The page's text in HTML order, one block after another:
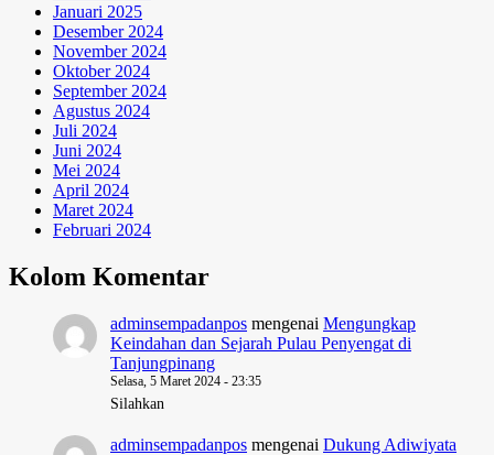
Januari 2025
Desember 2024
November 2024
Oktober 2024
September 2024
Agustus 2024
Juli 2024
Juni 2024
Mei 2024
April 2024
Maret 2024
Februari 2024
Kolom Komentar
adminsempadanpos mengenai Mengungkap
Keindahan dan Sejarah Pulau Penyengat di
Tanjungpinang
Selasa, 5 Maret 2024 - 23:35
Silahkan
adminsempadanpos mengenai Dukung Adiwiyata